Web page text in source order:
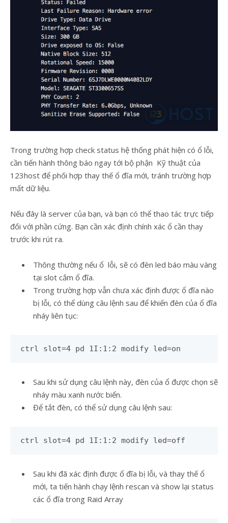
Trong trường hợp check status hệ thống phát hiện có ổ lỗi,
cần tiến hành thông báo ngay tới bộ phận Kỹ thuật của
123host để phối hợp thay thế ổ đĩa mới, tránh trường hợp
mất dữ liệu.
Nếu đây là server của bạn, và bạn có thể thao tác trực tiếp
đối với phần cứng. Bạn cần xác định chính xác ổ cần thay
trước khi rút ra.
Thông thường nếu ổ lỗi, sẽ có đèn led báo màu vàng
tại slot cắm ổ đĩa.
Trong trường hợp vẫn chưa xác định được ổ đĩa nào
bị lỗi, có thể dùng câu lệnh sau để khiến đèn của ổ đĩa
nháy liên tục:
ctrl slot=4 pd 1I:1:2 modify led=on
Sau khi sử dụng câu lệnh này, đèn của ổ được chọn sẽ
nháy màu xanh nước biển.
Để tắt đèn, có thể sử dụng câu lệnh sau:
ctrl slot=4 pd 1I:1:2 modify led=off
Sau khi đã xác định được ổ đĩa bị lỗi, và thay thế ổ
mới, ta tiến hành chạy lệnh rescan và show lại status
các ổ đĩa trong Raid Array